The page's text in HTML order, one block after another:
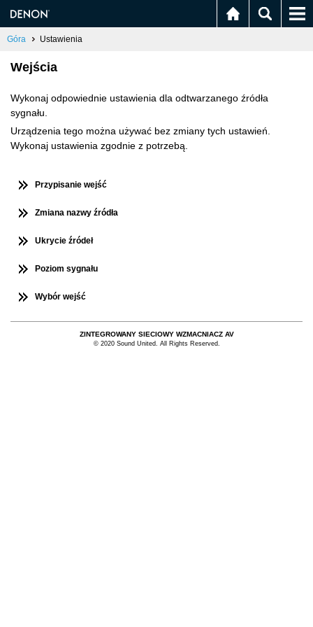
Góra Ustawienia
Wejścia
Wykonaj odpowiednie ustawienia dla odtwarzanego źródła
sygnału.
Urządzenia tego można używać bez zmiany tych ustawień.
Wykonaj ustawienia zgodnie z potrzebą.
Przypisanie wejść
Zmiana nazwy źródła
Ukrycie źródeł
Poziom sygnału
Wybór wejść
ZINTEGROWANY SIECIOWY WZMACNIACZ AV
© 2020 Sound United. All Rights Reserved.